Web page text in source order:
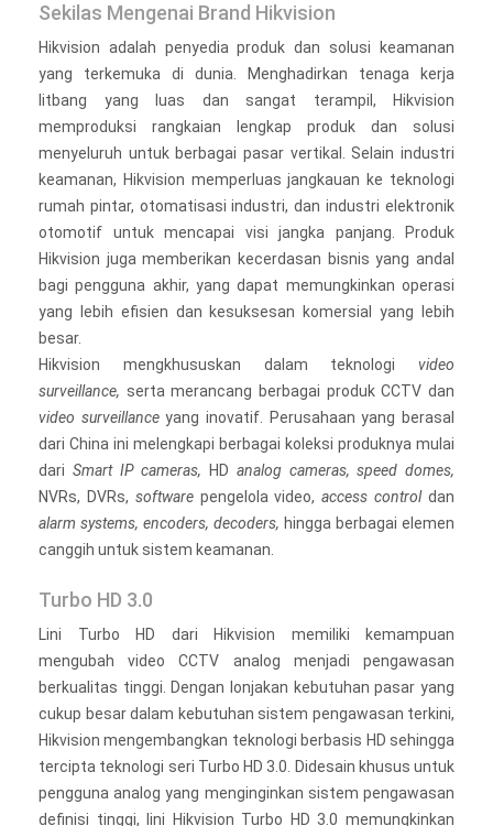
Sekilas Mengenai Brand Hikvision
Hikvision adalah penyedia produk dan solusi keamanan
yang terkemuka di dunia. Menghadirkan tenaga kerja
litbang yang luas dan sangat terampil, Hikvision
memproduksi rangkaian lengkap produk dan solusi
menyeluruh untuk berbagai pasar vertikal. Selain industri
keamanan, Hikvision memperluas jangkauan ke teknologi
rumah pintar, otomatisasi industri, dan industri elektronik
otomotif untuk mencapai visi jangka panjang. Produk
Hikvision juga memberikan kecerdasan bisnis yang andal
bagi pengguna akhir, yang dapat memungkinkan operasi
yang lebih efisien dan kesuksesan komersial yang lebih
besar.
Hikvision mengkhususkan dalam teknologi video
surveillance, serta merancang berbagai produk CCTV dan
video surveillanceyang inovatif. Perusahaan yang berasal
dari China ini melengkapi berbagai koleksi produknya mulai
dari Smart IP cameras, HD analog cameras, speed domes,
NVRs, DVRs, softwarepengelola video,access controldan
alarm systems, encoders, decoders, hingga berbagai elemen
canggih untuk sistem keamanan.
Turbo HD 3.0
Lini Turbo HD dari Hikvision memiliki kemampuan
mengubah video CCTV analog menjadi pengawasan
berkualitas tinggi. Dengan lonjakan kebutuhan pasar yang
cukup besar dalam kebutuhan sistem pengawasan terkini,
Hikvision mengembangkan teknologi berbasis HD sehingga
tercipta teknologi seri Turbo HD 3.0. Didesain khusus untuk
pengguna analog yang menginginkan sistem pengawasan
definisi tinggi, lini Hikvision Turbo HD 3.0 memungkinkan